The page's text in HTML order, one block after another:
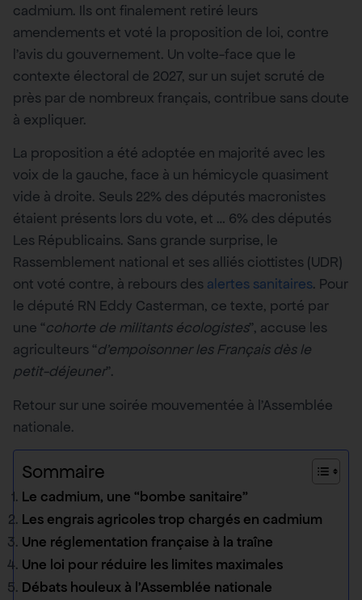
cadmium. Ils ont finalement retiré leurs
amendements et voté la proposition de loi, contre
l’avis du gouvernement. Un volte-face que le
contexte électoral de 2027, sur un sujet scruté de
près par de nombreux français, contribue sans doute
à expliquer.
La proposition a été adoptée en majorité avec les
voix de la gauche, face à un hémicycle quasiment
vide à droite. Seuls 22% des députés macronistes
étaient présents lors du vote, et … 6% des députés
Les Républicains. Sans grande surprise, le
Rassemblement national et ses alliés ciottistes (UDR)
ont voté contre, à rebours des alertes sanitaires. Pour
le député RN Eddy Casterman, ce texte, porté par
une “cohorte de militants écologistes”, accuse les
agriculteurs “d’empoisonner les Français dès le
petit-déjeuner”.
Retour sur une soirée mouvementée à l’Assemblée
nationale.
Sommaire
Le cadmium, une “bombe sanitaire”
Les engrais agricoles trop chargés en cadmium
Une réglementation française à la traîne
Une loi pour réduire les limites maximales
Débats houleux à l’Assemblée nationale